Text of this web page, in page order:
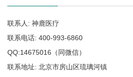
联系人: 神鹿医疗
联系电话: 400-993-6860
QQ:14675016（同微信）
联系地址: 北京市房山区琉璃河镇